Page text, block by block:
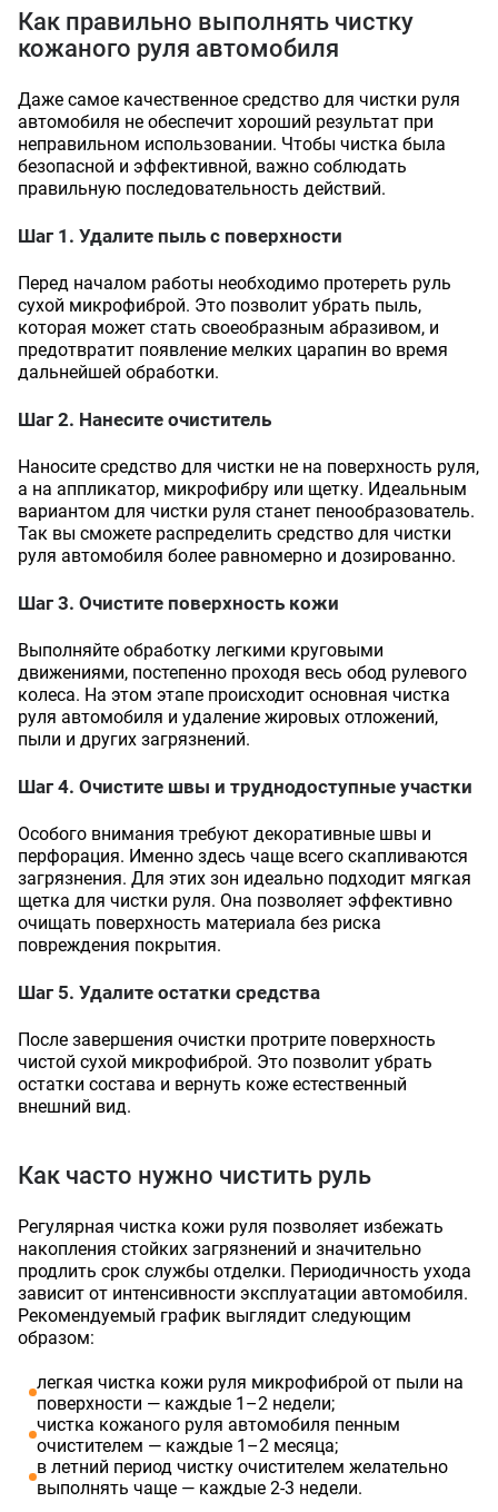
Как правильно выполнять чистку
кожаного руля автомобиля
Даже самое качественное средство для чистки руля
автомобиля не обеспечит хороший результат при
неправильном использовании. Чтобы чистка была
безопасной и эффективной, важно соблюдать
правильную последовательность действий.
Шаг 1. Удалите пыль с поверхности
Перед началом работы необходимо протереть руль
сухой микрофиброй. Это позволит убрать пыль,
которая может стать своеобразным абразивом, и
предотвратит появление мелких царапин во время
дальнейшей обработки.
Шаг 2. Нанесите очиститель
Наносите средство для чистки не на поверхность руля,
а на аппликатор, микрофибру или щетку. Идеальным
вариантом для чистки руля станет пенообразователь.
Так вы сможете распределить средство для чистки
руля автомобиля более равномерно и дозированно.
Шаг 3. Очистите поверхность кожи
Выполняйте обработку легкими круговыми
движениями, постепенно проходя весь обод рулевого
колеса. На этом этапе происходит основная чистка
руля автомобиля и удаление жировых отложений,
пыли и других загрязнений.
Шаг 4. Очистите швы и труднодоступные участки
Особого внимания требуют декоративные швы и
перфорация. Именно здесь чаще всего скапливаются
загрязнения. Для этих зон идеально подходит мягкая
щетка для чистки руля. Она позволяет эффективно
очищать поверхность материала без риска
повреждения покрытия.
Шаг 5. Удалите остатки средства
После завершения очистки протрите поверхность
чистой сухой микрофиброй. Это позволит убрать
остатки состава и вернуть коже естественный
внешний вид.
Как часто нужно чистить руль
Регулярная чистка кожи руля позволяет избежать
накопления стойких загрязнений и значительно
продлить срок службы отделки. Периодичность ухода
зависит от интенсивности эксплуатации автомобиля.
Рекомендуемый график выглядит следующим
образом:
легкая чистка кожи руля микрофиброй от пыли на
поверхности — каждые 1–2 недели;
чистка кожаного руля автомобиля пенным
очистителем — каждые 1–2 месяца;
в летний период чистку очистителем желательно
выполнять чаще — каждые 2-3 недели.
Заказать звонок
Ваше имя
Ваш номер телефона
Данные формы отправлены
Оставьте заявку, и наш менеджер свяжется с вами в
ближайшее время
Ваше имя
Оставить заявку
Ваше имя
Телефон
Комментарий
Данные формы отправлены
Оставить заявку
Ваше имя
Телефон
Данные формы отправлены